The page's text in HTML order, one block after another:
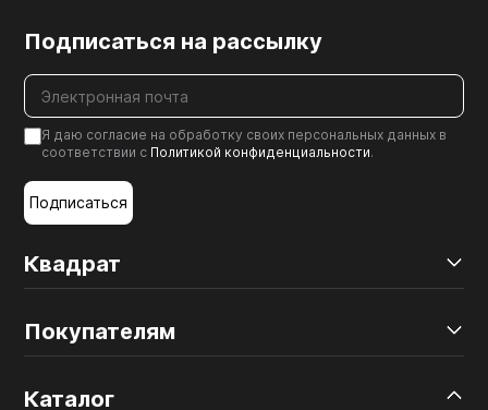
Квадрат
Покупателям
Каталог
Подписаться на рассылку
Я даю согласие на обработку своих персональных данных в
соответствии с Политикой конфиденциальности.
Подписаться